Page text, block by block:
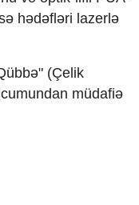
hədəfləri lazerlə
(Çelik
müdafiə